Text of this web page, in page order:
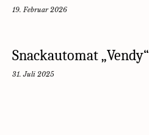
19. Februar 2026
Snackautomat „Vendy“
31. Juli 2025